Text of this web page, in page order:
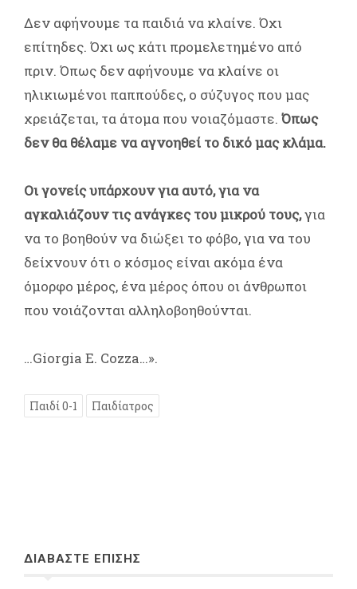
Δεν αφήνουμε τα παιδιά να κλαίνε. Όχι
επίτηδες. Όχι ως κάτι προμελετημένο από
πριν. Όπως δεν αφήνουμε να κλαίνε οι
ηλικιωμένοι παππούδες, ο σύζυγος που μας
χρειάζεται, τα άτομα που νοιαζόμαστε. Όπως
δεν θα θέλαμε να αγνοηθεί το δικό μας κλάμα.
Οι γονείς υπάρχουν για αυτό, για να
αγκαλιάζουν τις ανάγκες του μικρού τους,για
να το βοηθούν να διώξει το φόβο, για να του
δείχνουν ότι ο κόσμος είναι ακόμα ένα
όμορφο μέρος, ένα μέρος όπου οι άνθρωποι
που νοιάζονται αλληλοβοηθούνται.
…Giorgia E. Cozza…».
Παιδί 0-1 Παιδίατρος
ΔΙΑΒΑΣΤΕ ΕΠΙΣΗΣ